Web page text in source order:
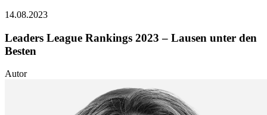
14.08.2023
Leaders League Rankings 2023 – Lausen unter den
Besten
Autor